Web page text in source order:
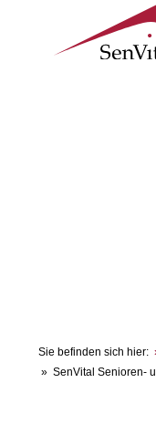
Sie befinden sich hier:
SenVital Senioren-